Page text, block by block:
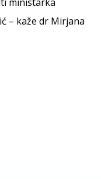
– kaže dr Mirjana